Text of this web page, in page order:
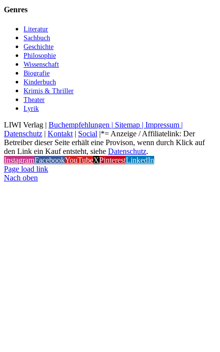
Genres
Literatur
Sachbuch
Geschichte
Philosophie
Wissenschaft
Biografie
Kinderbuch
Krimis & Thriller
Theater
Lyrik
LIWI Verlag | Buchempfehlungen | Sitemap | Impressum |
Datenschutz | Kontakt| Social |*= Anzeige / Affiliatelink: Der
Betreiber dieser Seite erhält eine Provison, wenn durch Klick auf
den Link ein Kauf entsteht, siehe Datenschutz.
InstagramFacebookYouTubeXPinterestLinkedIn
Page load link
Nach oben